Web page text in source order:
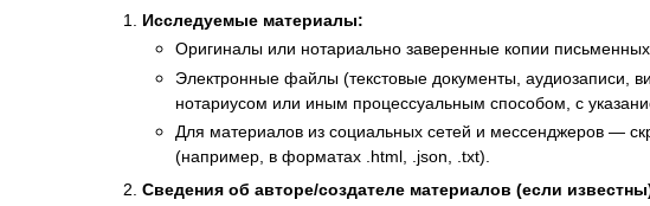
Исследуемые материалы:
Оригиналы или нотариально заверенные копии
Электронные файлы (текстовые документы, аудиозаписи,
нотариусом или иным процессуальным способом, с
Для материалов из социальных сетей и мессенджеров —
(например, в форматах .html, .json, .txt).
Сведения об авторе/создателе материалов (если